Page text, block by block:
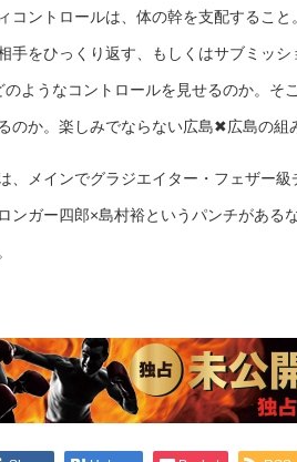
コントロールは、体の幹を支配するこ
手をひっくり返す、もしくはサブミッシ
のようなコントロールを見せるのか。そ
のか。楽しみでならない広島✖広島の組
、メインでグラジエイター・フェザー
ンガー四郎×島村裕というパンチがある